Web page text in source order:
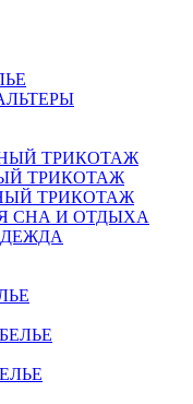
ТРИКОТАЖ
ТРИКОТАЖ
ТРИКОТАЖ
СНА И ОТДЫХА